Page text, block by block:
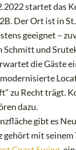
startet das
Der Ort ist in
geeignet –
Schmitt und
die Gäste
zu Recht trägt.
dazu.
gibt es
mit seinem